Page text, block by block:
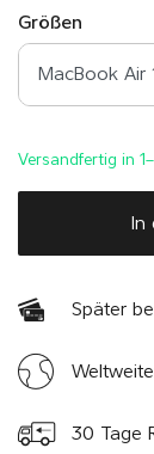
Größen
Versandfertig in
In
Später
30 Tage